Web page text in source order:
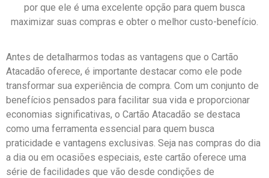
por que ele é uma excelente opção para quem busca
maximizar suas compras e obter o melhor custo-benefício.
Antes de detalharmos todas as vantagens que o Cartão
Atacadão oferece, é importante destacar como ele pode
transformar sua experiência de compra. Com um conjunto de
benefícios pensados para facilitar sua vida e proporcionar
economias significativas, o Cartão Atacadão se destaca
como uma ferramenta essencial para quem busca
praticidade e vantagens exclusivas. Seja nas compras do dia
a dia ou em ocasiões especiais, este cartão oferece uma
série de facilidades que vão desde condições de